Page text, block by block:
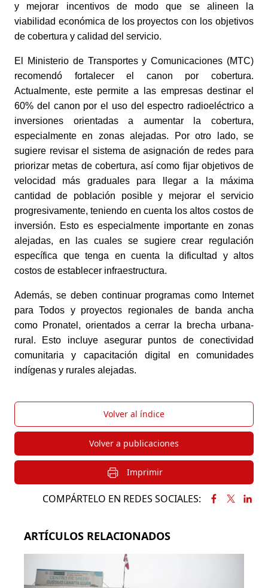
y mejorar incentivos de modo que se alineen la
viabilidad económica de los proyectos con los objetivos
de cobertura y calidad del servicio.
El Ministerio de Transportes y Comunicaciones (MTC)
recomendó fortalecer el canon por cobertura.
Actualmente, este permite a las empresas destinar el
60% del canon por el uso del espectro radioeléctrico a
inversiones orientadas a aumentar la cobertura,
especialmente en zonas alejadas. Por otro lado, se
sugiere revisar el sistema de asignación de redes para
priorizar metas de cobertura, así como fijar objetivos de
velocidad más graduales para llegar a la máxima
cantidad de población posible y mejorar el servicio
progresivamente, teniendo en cuenta los altos costos de
inversión. Esto es especialmente importante en zonas
alejadas, en las cuales se sugiere crear regulación
específica que tenga en cuenta la dificultad y altos
costos de establecer infraestructura.
Además, se deben continuar programas como Internet
para Todos y proyectos regionales de banda ancha
como Pronatel, orientados a cerrar la brecha urbana-
rural. Esto incluye asegurar puntos de conectividad
comunitaria y capacitación digital en comunidades
indígenas y rurales alejadas.
Volver al índice
Volver a publicaciones
Imprimir
COMPÁRTELO EN REDES SOCIALES:
ARTÍCULOS RELACIONADOS